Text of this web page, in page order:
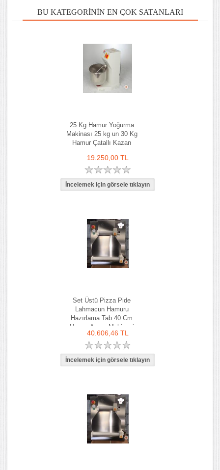
BU KATEGORININ EN ÇOK SATANLARI
25 Kg Hamur Yoğurma
Makinası 25 kg un 30 Kg
Hamur Çatallı Kazan
19.250,00 TL
Set Üstü Pizza Pide
Lahmacun Hamuru
Hazırlama Tab 40 Cm
Hamur Açma Makinesi
40.606,46 TL